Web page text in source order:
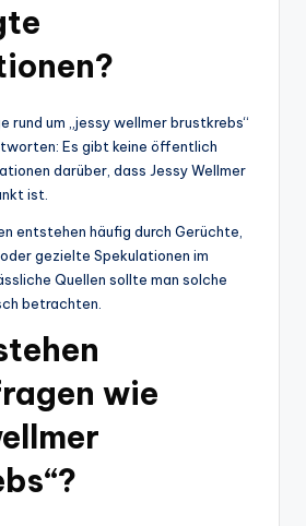
rund um „jessy wellmer brustkrebs“
Es gibt keine öffentlich
darüber, dass Jessy Wellmer
ist.
entstehen häufig durch Gerüchte,
gezielte Spekulationen im
Quellen sollte man solche
betrachten.
wie